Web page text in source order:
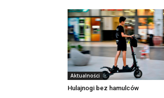
Aktualności
Hulajnogi bez hamulców